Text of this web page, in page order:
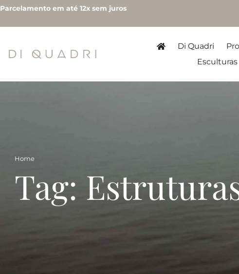
Parcelamento em até 12x sem juros
Di Quadri
Esculturas
Home
Tag: